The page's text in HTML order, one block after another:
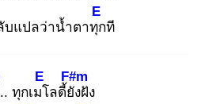
บแปลว่าน้ำตาทุก
E
ที
. ทุกเมโ
E
ลดี้ยัง
F#m
ฝัง